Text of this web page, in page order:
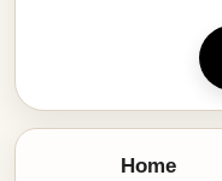
Home